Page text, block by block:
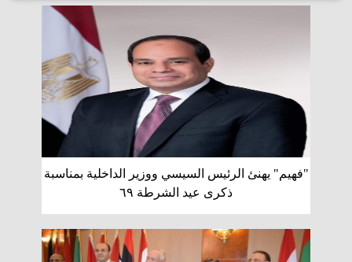
"فهيم" يهنئ الرئيس السيسي ووزير الداخلية بمناسبة
ذكرى عيد الشرطة ٦٩